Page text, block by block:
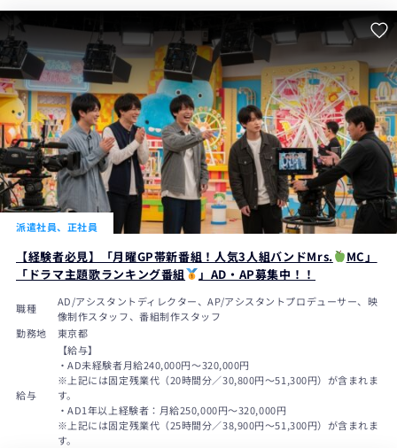
派遣社員、正社員
【経験者必見】「月曜GP帯新番組！人気3人組バンドMrs.
MC」
「ドラマ主題歌ランキング番組
」AD・AP募集中！！
職種
AD/アシスタントディレクター、AP/アシスタントプロデューサー、映
像制作スタッフ、番組制作スタッフ
勤務地
東京都
給与
【給与】
・AD未経験者月給240,000円〜320,000円
※上記には固定残業代（20時間分／30,800円～51,300円）が含まれま
す。
・AD1年以上経験者：月給250,000円～320,000円
※上記には固定残業代（25時間分／38,900円～51,300円）が含まれま
す。